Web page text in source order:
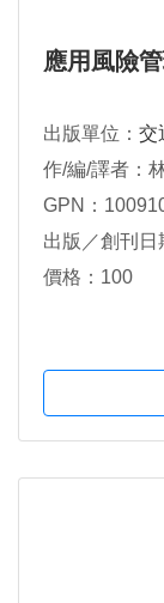
應用風險
出版單位： 交
作/編/譯者：
GPN：
出版／創刊日
價格：100